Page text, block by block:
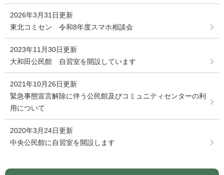
2026年3月31日更新
東北コミセン 令和8年度スマホ相談会
2023年11月30日更新
大和田公民館 自習室を開設しています
2021年10月26日更新
緊急事態宣言解除に伴う公民館及びコミュニティセンターの利
用について
2020年3月24日更新
中央公民館に自習室を開設します